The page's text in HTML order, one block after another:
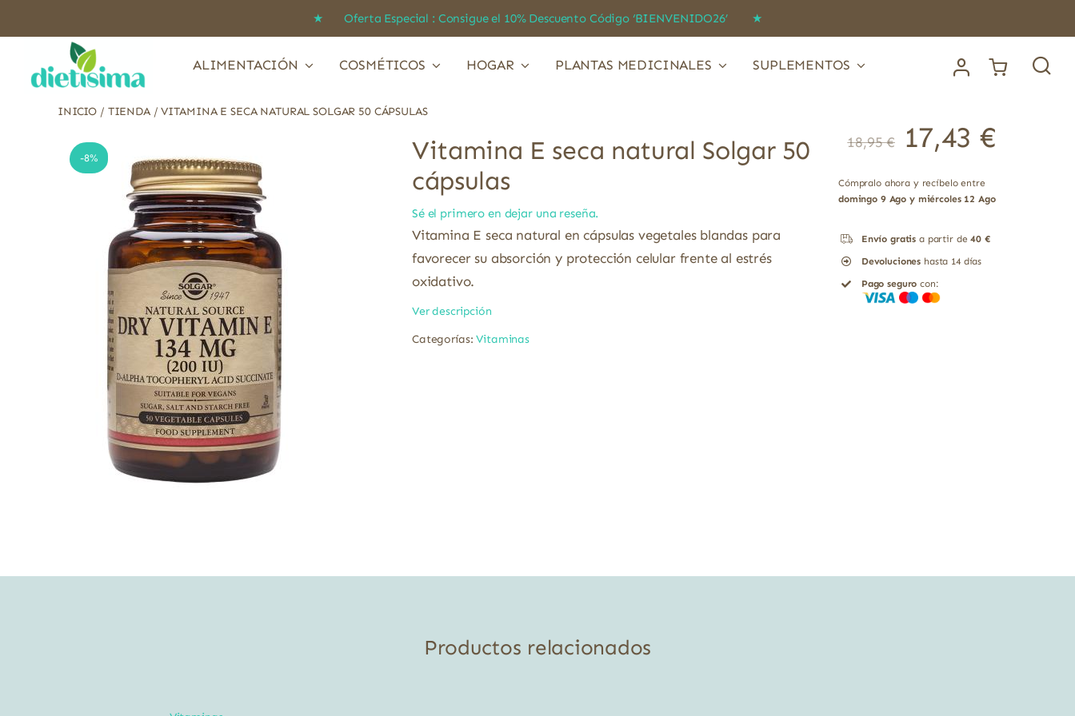
★ Oferta Especial : Consigue el 10% Descuento Código ‘BIENVENIDO26’ ★
ALIMENTACIÓN COSMÉTICOS HOGAR PLANTAS MEDICINALES SUPLEMENTOS
INICIO / TIENDA/VITAMINA E SECA NATURAL SOLGAR 50 CÁPSULAS
-8%
Vitamina E seca natural Solgar 50
cápsulas
Sé el primero en dejar una reseña.
Vitamina E seca natural en cápsulas vegetales blandas para
favorecer su absorción y protección celular frente al estrés
oxidativo.
Ver descripción
Categorías:Vitaminas
18,95€ El
precio
era:
18,95 €.
17,43 €
Cómpralo ahora y recíbelo entre
domingo 9 Ago y miércoles 12 Ago
Envío gratis a partir de40 €
Devoluciones hasta 14 días
Pago seguro con:
Productos relacionados